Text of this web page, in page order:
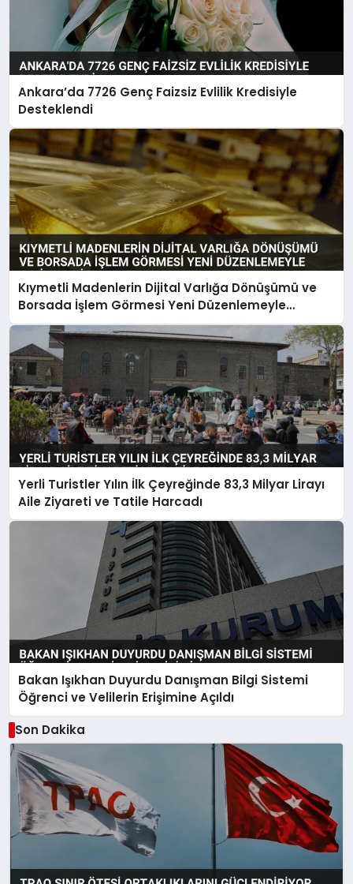
Ankara’da 7726 Genç Faizsiz Evlilik Kredisiyle
Desteklendi
Kıymetli Madenlerin Dijital Varlığa Dönüşümü ve
Borsada İşlem Görmesi Yeni Düzenlemeyle
Belirlendi
Yerli Turistler Yılın İlk Çeyreğinde 83,3 Milyar Lirayı
Aile Ziyareti ve Tatile Harcadı
Bakan Işıkhan Duyurdu Danışman Bilgi Sistemi
Öğrenci ve Velilerin Erişimine Açıldı
Son Dakika